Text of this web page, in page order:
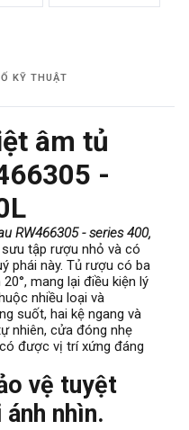
KỸ THUẬT
âm tủ
-
RW466305 - series 400,
tập rượu nhỏ và có
phái này. Tủ rượu có ba
mang lại điều kiện lý
nhiều loại và
suốt, hai kệ ngang và
nhiên, cửa đóng nhẹ
được vị trí xứng đáng
vệ tuyệt
nhìn.